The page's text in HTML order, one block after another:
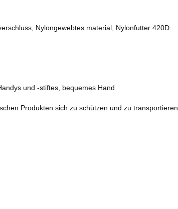
Nylongewebtes material, Nylonfutter 420D.
und -stiftes, bequemes Hand
Produkten sich zu schützen und zu transportieren